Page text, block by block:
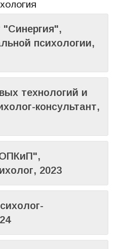
"Синергия",
психологии,
технологий и
консультант,
2023